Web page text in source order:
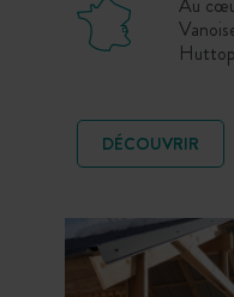
pied
loin
DÉCOUVRIR